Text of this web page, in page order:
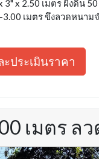
3" x 2.50 เมตร ฝังดิน
3.00 เมตร ขึงลวดหนาม
ประเมินราคา
เมตร ล